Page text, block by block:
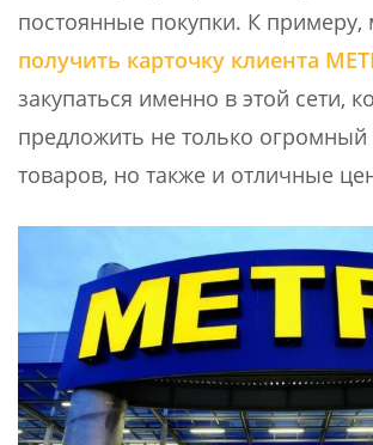
постоянные покупки. К
получить карточку клиента
закупаться именно в этой сети,
предложить не только огромный
товаров, но также и отличные